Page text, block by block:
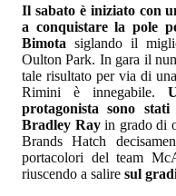
Il sabato è iniziato con
a conquistare la pole
Bimota siglando il
Oulton Park. In gara il
tale risultato per via di
Rimini è innegabile.
protagonista sono
Bradley Rayin grado di
Brands Hatch
portacolori del team
riuscendo a salire sul